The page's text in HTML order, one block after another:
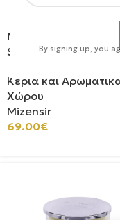
By signing up, you
Mizensir | Orange
Scented Candle
Κεριά και
Χώρου
Mizensir
69.00€